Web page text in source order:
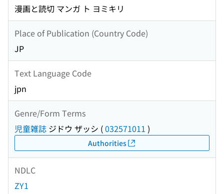
漫画と読切 マンガ ト ヨミキリ
Place of Publication (Country Code)
JP
Text Language Code
jpn
Genre/Form Terms
児童雑誌 ジドウ ザッシ (032571011 )
Authorities
NDLC
ZY1